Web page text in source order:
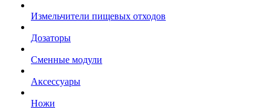
Измельчители пищевых отходов
Дозаторы
Cменные модули
Аксессуары
Ножи